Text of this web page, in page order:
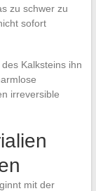
zu schwer zu
sofort
Kalksteins ihn
irreversible
mit der